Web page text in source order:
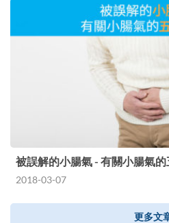
被誤解的小腸氣 - 有關小腸氣
2018-03-07
更多文